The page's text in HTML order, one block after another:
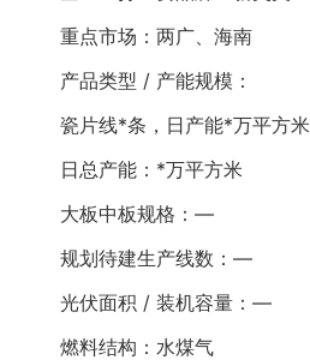
重点市场：两广、海南
产品类型 / 产能规模：
瓷片线*条，日产能*万平方米
日总产能：*万平方米
大板中板规格：—
规划待建生产线数：—
光伏面积 / 装机容量：—
燃料结构：水煤气